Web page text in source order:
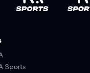
Sports